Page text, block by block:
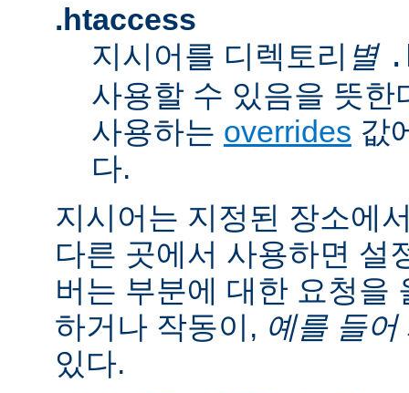
.htaccess
지시어를 디렉토리 별
사용할 수 있음을 뜻한
사용하는 overrides 값
다.
지시어는 지정된 장소에
다른 곳에서 사용하면 설
버는 부분에 대한 요청을
하거나 작동이, 예를 들어
있다.